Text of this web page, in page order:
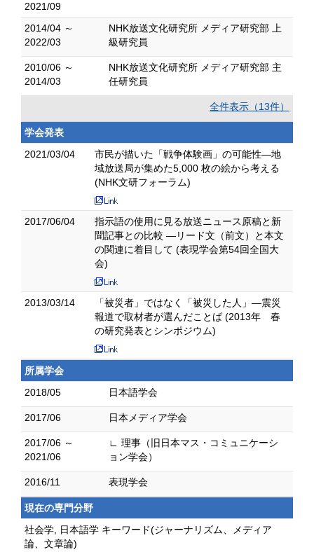
2021/09
2014/04 ～
2022/03
NHK放送文化研究所 メディア研究部 上
級研究員
2010/06 ～
2014/03
NHK放送文化研究所 メディア研究部 主
任研究員
全件表示（13件）
学会発表
2021/03/04
市民が描いた「戦争体験画」の可能性―地
域放送局が集めた5,000 枚の絵から考える
(NHK文研フォーラム)
2017/06/04
指示語の使用に見る放送ニュース原稿と新
聞記事との比較 ―リード文（前文）と本文
の関連に着目して (表現学会第54回全国大
会)
2013/03/14
「被災者」ではなく「被災した人」―震災
報道で取材者が選んだことば (2013年 春
の研究発表とシンポジウム)
所属学会
2018/05
日本語学会
2017/06 日本メディア学会
2017/06 ～
2021/06
∟ 理事（旧日本マス・コミュニケーシ
ョン学会）
2016/11 表現学会
現在の専門分野
社会学, 日本語学 キーワード(ジャーナリズム、メディア
論、文章論)